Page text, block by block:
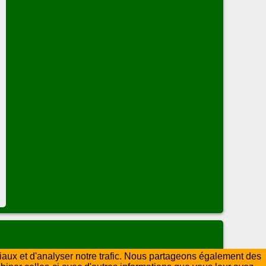
et d'analyser notre trafic. Nous partageons également des